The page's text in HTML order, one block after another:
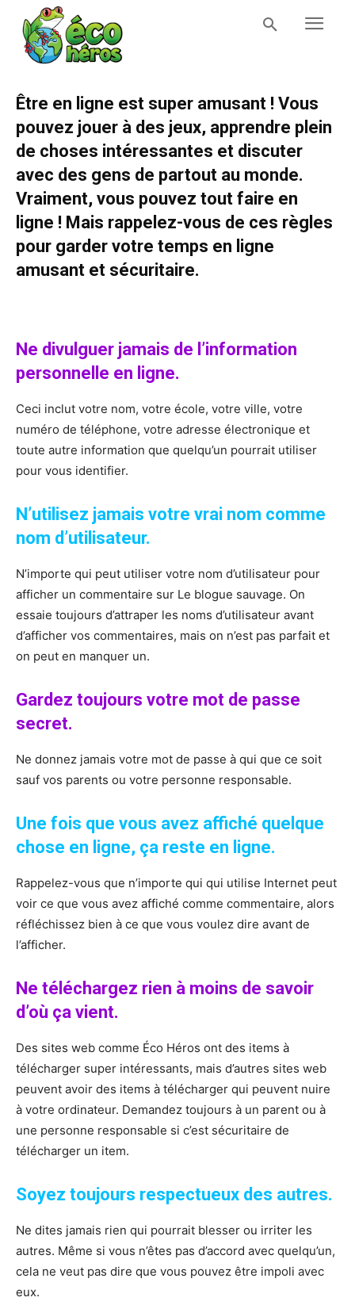
Être en ligne est super amusant ! Vous
pouvez jouer à des jeux, apprendre plein
de choses intéressantes et discuter
avec des gens de partout au monde.
Vraiment, vous pouvez tout faire en
ligne ! Mais rappelez-vous de ces règles
pour garder votre temps en ligne
amusant et sécuritaire.
Ne divulguer jamais de l’information
personnelle en ligne.
Ceci inclut votre nom, votre école, votre ville, votre
numéro de téléphone, votre adresse électronique et
toute autre information que quelqu’un pourrait utiliser
pour vous identifier.
N’utilisez jamais votre vrai nom comme
nom d’utilisateur.
N’importe qui peut utiliser votre nom d’utilisateur pour
afficher un commentaire sur Le blogue sauvage. On
essaie toujours d’attraper les noms d’utilisateur avant
d’afficher vos commentaires, mais on n’est pas parfait et
on peut en manquer un.
Gardez toujours votre mot de passe
secret.
Ne donnez jamais votre mot de passe à qui que ce soit
sauf vos parents ou votre personne responsable.
Une fois que vous avez affiché quelque
chose en ligne, ça reste en ligne.
Rappelez-vous que n’importe qui qui utilise Internet peut
voir ce que vous avez affiché comme commentaire, alors
réfléchissez bien à ce que vous voulez dire avant de
l’afficher.
Ne téléchargez rien à moins de savoir
d’où ça vient.
Des sites web comme Éco Héros ont des items à
télécharger super intéressants, mais d’autres sites web
peuvent avoir des items à télécharger qui peuvent nuire
à votre ordinateur. Demandez toujours à un parent ou à
une personne responsable si c’est sécuritaire de
télécharger un item.
Soyez toujours respectueux des autres.
Ne dites jamais rien qui pourrait blesser ou irriter les
autres. Même si vous n’êtes pas d’accord avec quelqu’un,
cela ne veut pas dire que vous pouvez être impoli avec
eux.